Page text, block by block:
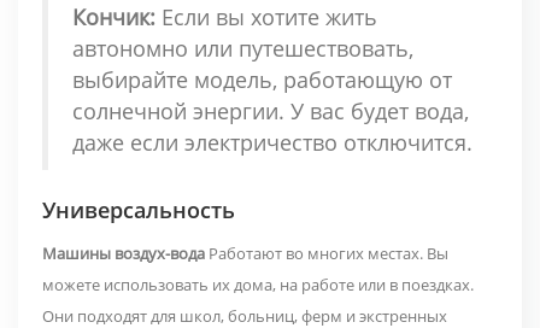
Кончик: Если вы хотите жить
автономно или путешествовать,
выбирайте модель, работающую от
солнечной энергии. У вас будет вода,
даже если электричество отключится.
Универсальность
Машины воздух-вода Работают во многих местах. Вы
можете использовать их дома, на работе или в поездках.
Они подходят для школ, больниц, ферм и экстренных